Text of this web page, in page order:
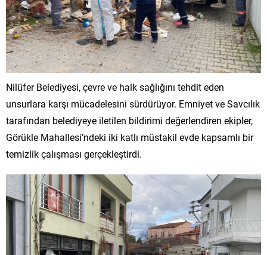
Nilüfer Belediyesi, çevre ve halk sağlığını tehdit eden
unsurlara karşı mücadelesini sürdürüyor. Emniyet ve Savcılık
tarafından belediyeye iletilen bildirimi değerlendiren ekipler,
Görükle Mahallesi’ndeki iki katlı müstakil evde kapsamlı bir
temizlik çalışması gerçekleştirdi.